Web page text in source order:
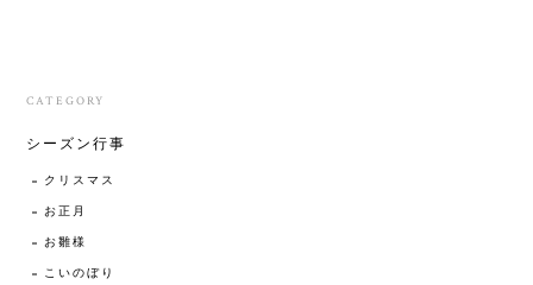
CATEGORY
シーズン行事
クリスマス
お正月
お雛様
こいのぼり